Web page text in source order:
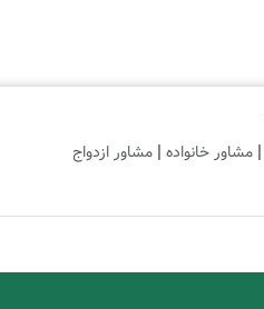
| مشاور خانواده | مشاور ازدواج